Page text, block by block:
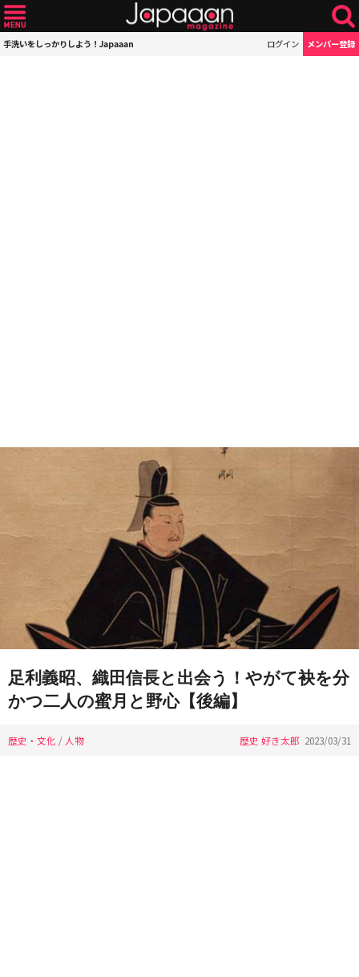
手洗いをしっかりしよう！Japaaan ログイン メンバー登録
足利義昭、織田信長と出会う！やがて袂を分
かつ二人の蜜月と野心【後編】
歴史・文化 / 人物 歴史 好き太郎 2023/03/31